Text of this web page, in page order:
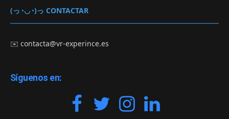
(っ◔◡◔)っ CONTACTAR
✉️contacta@vr-experince.es
Síguenos en: